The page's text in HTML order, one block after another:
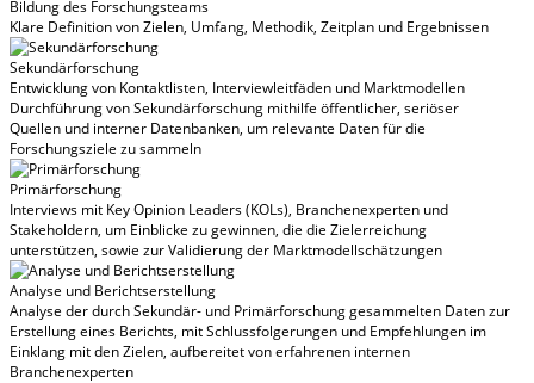
Bildung des Forschungsteams
Klare Definition von Zielen, Umfang, Methodik, Zeitplan und Ergebnissen
Sekundärforschung
Entwicklung von Kontaktlisten, Interviewleitfäden und Marktmodellen
Durchführung von Sekundärforschung mithilfe öffentlicher, seriöser
Quellen und interner Datenbanken, um relevante Daten für die
Forschungsziele zu sammeln
Primärforschung
Interviews mit Key Opinion Leaders (KOLs), Branchenexperten und
Stakeholdern, um Einblicke zu gewinnen, die die Zielerreichung
unterstützen, sowie zur Validierung der Marktmodellschätzungen
Analyse und Berichtserstellung
Analyse der durch Sekundär- und Primärforschung gesammelten Daten zur
Erstellung eines Berichts, mit Schlussfolgerungen und Empfehlungen im
Einklang mit den Zielen, aufbereitet von erfahrenen internen
Branchenexperten